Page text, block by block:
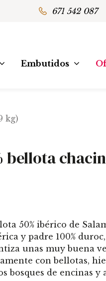
671 542 087
Embutidos
kg)
50% ibérico de
y padre 100% duroc
unas muy buena
conbellotas,
bosques de encinas y